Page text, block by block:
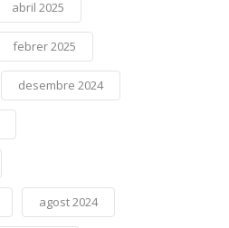
abril 2025
febrer 2025
desembre 2024
agost 2024